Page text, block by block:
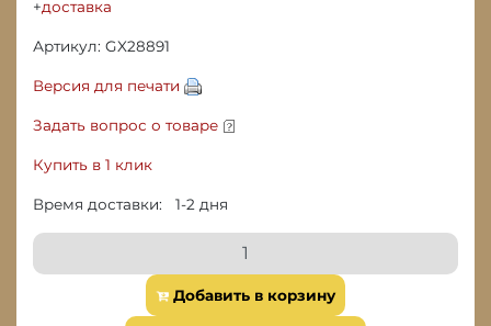
+доставка
Артикул: GX28891
Версия для печати
Задать вопрос о товаре
Купить в 1 клик
Время доставки: 1-2 дня
Добавить в корзину